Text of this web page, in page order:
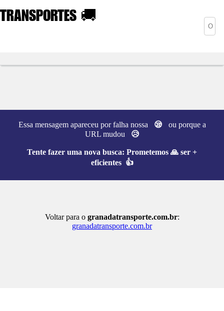
TRANSPORTES 🚚
Essa mensagem apareceu por falha nossa 😪
ou porque a
URL mudou 😥
Tente fazer uma nova busca: Prometemos 🙏 ser +
eficientes 👍
Voltar para o granadatransporte.com.br:
granadatransporte.com.br